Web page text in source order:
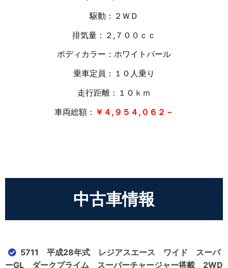
駆動：２ＷＤ
排気量：２,７００ｃｃ
ボディカラー：ホワイトパール
乗車定員：１０人乗り
走行距離：１０ ｋｍ
車両総額： ￥４,９５４,０６２－
中古車情報
5711 平成28年式 レジアスエース ワイド スーパ
ーGL ダークプライム スーパーチャージャー搭載 2WD